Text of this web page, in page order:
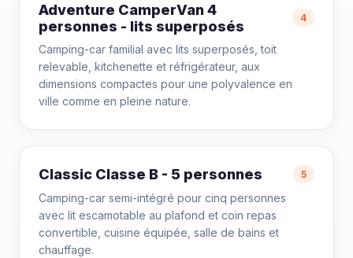
Adventure CamperVan 4
personnes - lits superposés
4
Camping-car familial avec lits superposés, toit
relevable, kitchenette et réfrigérateur, aux
dimensions compactes pour une polyvalence en
ville comme en pleine nature.
Classic Classe B - 5 personnes 5
Camping-car semi-intégré pour cinq personnes
avec lit escamotable au plafond et coin repas
convertible, cuisine équipée, salle de bains et
chauffage.